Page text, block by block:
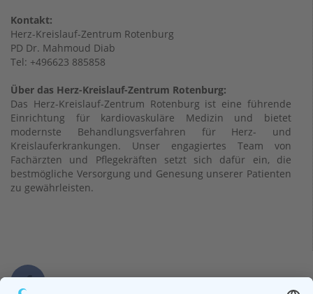
Kontakt:
Herz-Kreislauf-Zentrum Rotenburg
PD Dr. Mahmoud Diab
Tel: +496623 885858
Über das Herz-Kreislauf-Zentrum Rotenburg:
Das Herz-Kreislauf-Zentrum Rotenburg ist eine führende
Einrichtung für kardiovaskuläre Medizin und bietet
modernste Behandlungsverfahren für Herz- und
Kreislauferkrankungen. Unser engagiertes Team von
Fachärzten und Pflegekräften setzt sich dafür ein, die
bestmögliche Versorgung und Genesung unserer Patienten
zu gewährleisten.